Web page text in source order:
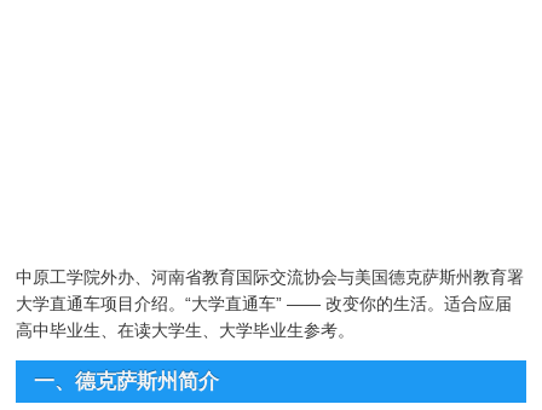
中原工学院外办、河南省教育国际交流协会与美国德克萨斯州教育署
大学直通车项目介绍。“大学直通车” —— 改变你的生活。适合应届
高中毕业生、在读大学生、大学毕业生参考。
一、德克萨斯州简介